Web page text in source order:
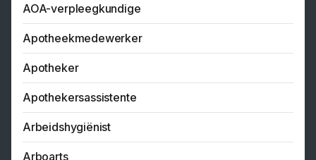
AOA-verpleegkundige
Apotheekmedewerker
Apotheker
Apothekersassistente
Arbeidshygiënist
Arboarts